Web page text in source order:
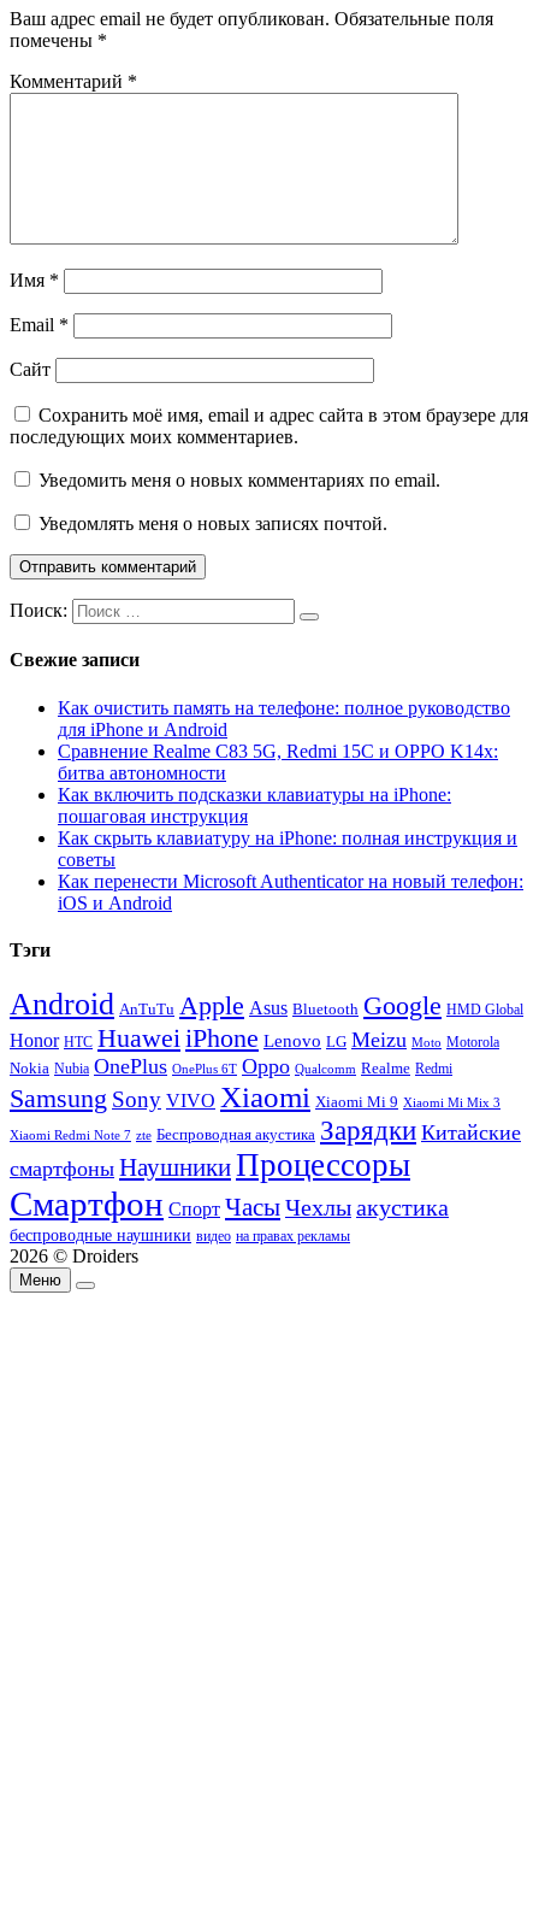
Ваш адрес email не будет опубликован. Обязательные поля
помечены *
Комментарий *
Имя *
Email *
Сайт
Сохранить моё имя, email и адрес сайта в этом браузере для
последующих моих комментариев.
Уведомить меня о новых комментариях по email.
Уведомлять меня о новых записях почтой.
Поиск:
Свежие записи
Как очистить память на телефоне: полное руководство
для iPhone и Android
Сравнение Realme C83 5G, Redmi 15C и OPPO K14x:
битва автономности
Как включить подсказки клавиатуры на iPhone:
пошаговая инструкция
Как скрыть клавиатуру на iPhone: полная инструкция и
советы
Как перенести Microsoft Authenticator на новый телефон:
iOS и Android
Тэги
Android AnTuTu Apple Asus Bluetooth Google HMD Global
Honor HTC HuaweiiPhone Lenovo LG Meizu Moto Motorola
Nokia Nubia OnePlus OnePlus 6T Oppo Qualcomm Realme Redmi
Samsung Sony VIVO Xiaomi Xiaomi Mi 9 Xiaomi Mi Mix 3
Xiaomi Redmi Note 7 zte Беспроводная акустика Зарядки Китайские
смартфоны НаушникиПроцессоры
Смартфон Спорт ЧасыЧехлыакустика
беспроводные наушники видео на правах рекламы
2026 © Droiders
Меню